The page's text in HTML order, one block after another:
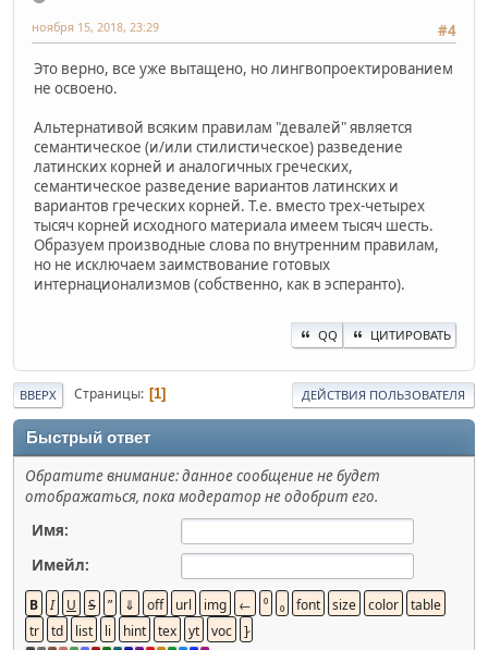
#4
ноября 15, 2018, 23:29
Это верно, все уже вытащено, но лингвопроектированием
не освоено.
Альтернативой всяким правилам "девалей" является
семантическое (и/или стилистическое) разведение
латинских корней и аналогичных греческих,
семантическое разведение вариантов латинских и
вариантов греческих корней. Т.е. вместо трех-четырех
тысяч корней исходного материала имеем тысяч шесть.
Образуем производные слова по внутренним правилам,
но не исключаем заимствование готовых
интернационализмов (собственно, как в эсперанто).
QQ ЦИТИРОВАТЬ
ВВЕРХ Страницы 1 ДЕЙСТВИЯ ПОЛЬЗОВАТЕЛЯ
Быстрый ответ
Обратите внимание: данное сообщение не будет
отображаться, пока модератор не одобрит его.
Имя:
Имейл: